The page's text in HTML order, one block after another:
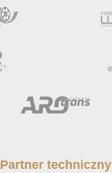
Partner techniczny